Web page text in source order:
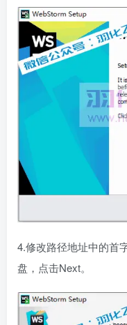
4.修改路径地址中的首
盘，点击Next。